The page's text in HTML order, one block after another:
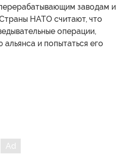
заводам и
НАТО считают, что
операции,
и попытаться его